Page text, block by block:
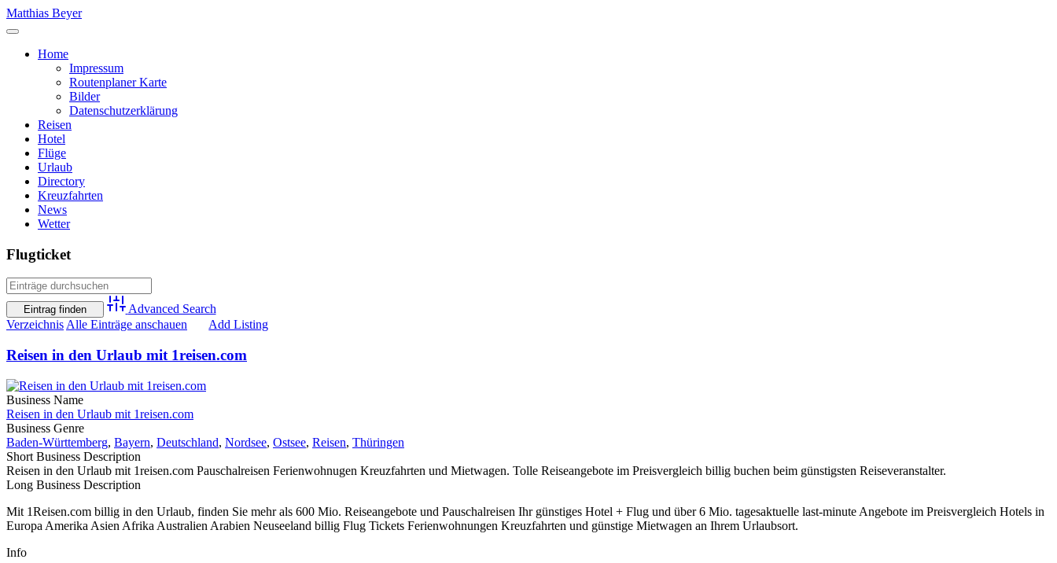
Skip
to
Matthias Beyer
Home
Impressum
Routenplaner Karte
Bilder
Datenschutzerklärung
Reisen
Hotel
Flüge
Urlaub
Directory
Kreuzfahrten
News
Wetter
Flugticket
Advanced Search
VerzeichnisAlle Einträge anschauen Add Listing
Reisen in den Urlaub mit 1reisen.com
Business Name
Reisen in den Urlaub mit 1reisen.com
Business Genre
Baden-Württemberg, Bayern, Deutschland, Nordsee, Ostsee, Reisen, Thüringen
Short Business Description
Reisen in den Urlaub mit 1reisen.com Pauschalreisen Ferienwohnugen Kreuzfahrten und Mietwagen. Tolle Reiseangebote im Preisvergleich billig buchen beim günstigsten Reiseveranstalter.
Long Business Description
Mit 1Reisen.com billig in den Urlaub, finden Sie mehr als 600 Mio. Reiseangebote und Pauschalreisen Ihr günstiges Hotel + Flug und über 6 Mio. tagesaktuelle last-minute Angebote im Preisvergleich Hotels in
Europa Amerika Asien Afrika Australien Arabien Neuseeland billig Flug Tickets Ferienwohnungen Kreuzfahrten und günstige Mietwagen an Ihrem Urlaubsort.
Info